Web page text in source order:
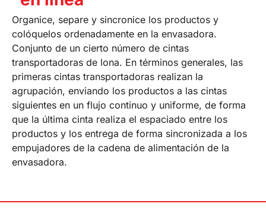
Organice, separe y sincronice los productos y
colóquelos ordenadamente en la envasadora.
Conjunto de un cierto número de cintas
transportadoras de lona. En términos generales, las
primeras cintas transportadoras realizan la
agrupación, enviando los productos a las cintas
siguientes en un flujo continuo y uniforme, de forma
que la última cinta realiza el espaciado entre los
productos y los entrega de forma sincronizada a los
empujadores de la cadena de alimentación de la
envasadora.